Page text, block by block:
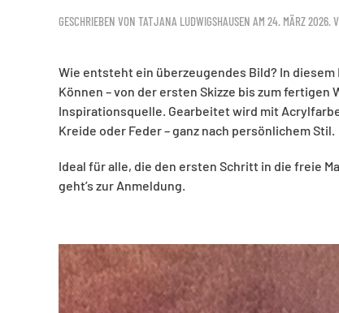
GESCHRIEBEN VON TATJANA LUDWIGSHAUSEN AM 24. MÄRZ 2026.
Wie entsteht ein überzeugendes Bild? In
Können – von der ersten Skizze bis zum
Inspirationsquelle. Gearbeitet wird mit
Kreide oder Feder – ganz nach persönlichem Stil.
Ideal für alle, die den ersten Schritt in die freie
geht’s zur Anmeldung.